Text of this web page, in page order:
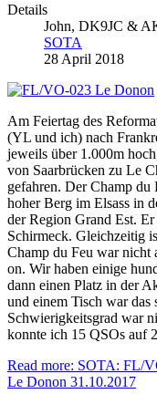
Details
John, DK9JC &
SOTA
28 April 2018
Am Feiertag des
(YL und ich) nach
jeweils über 1.000m
von Saarbrücken zu Le
gefahren. Der Champ
hoher Berg im Elsass in
der Region Grand Est.
Schirmeck. Gleichzeitig
Champ du Feu war nicht
on. Wir haben einige
dann einen Platz in der
und einem Tisch war
Schwierigkeitsgrad war
konnte ich 15 QSOs auf
Read more: SOTA: FL/
Le Donon 31.10.2017